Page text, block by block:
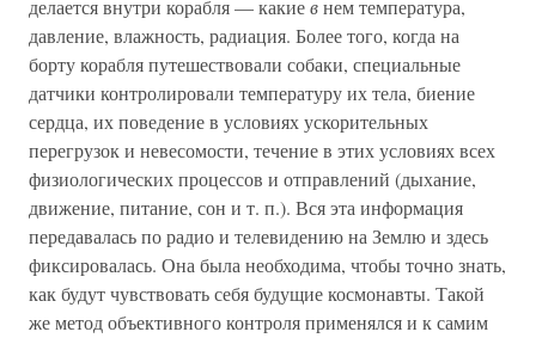
делается внутри корабля — какиевнем температура,
давление, влажность, радиация. Более того, когда на
борту корабля путешествовали собаки, специальные
датчики контролировали температуру их тела, биение
сердца, их поведение в условиях ускорительных
перегрузок и невесомости, течение в этих условиях всех
физиологических процессов и отправлений (дыхание,
движение, питание, сон и т. п.). Вся эта информация
передавалась по радио и телевидению на Землю и здесь
фиксировалась. Она была необходима, чтобы точно знать,
как будут чувствовать себя будущие космонавты. Такой
же метод объективного контроля применялся и к самим